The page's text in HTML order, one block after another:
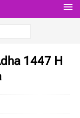
1447 H